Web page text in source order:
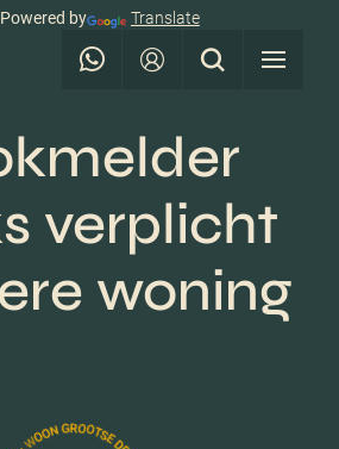
Powered by Translate
verplicht
woning